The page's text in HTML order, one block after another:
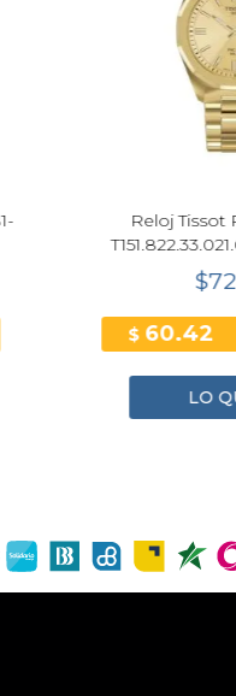
Reloj Tissot PRC
T151.822.33.021.00
Dorado 34mm
$724.99
60.42 12
LO QUIERO